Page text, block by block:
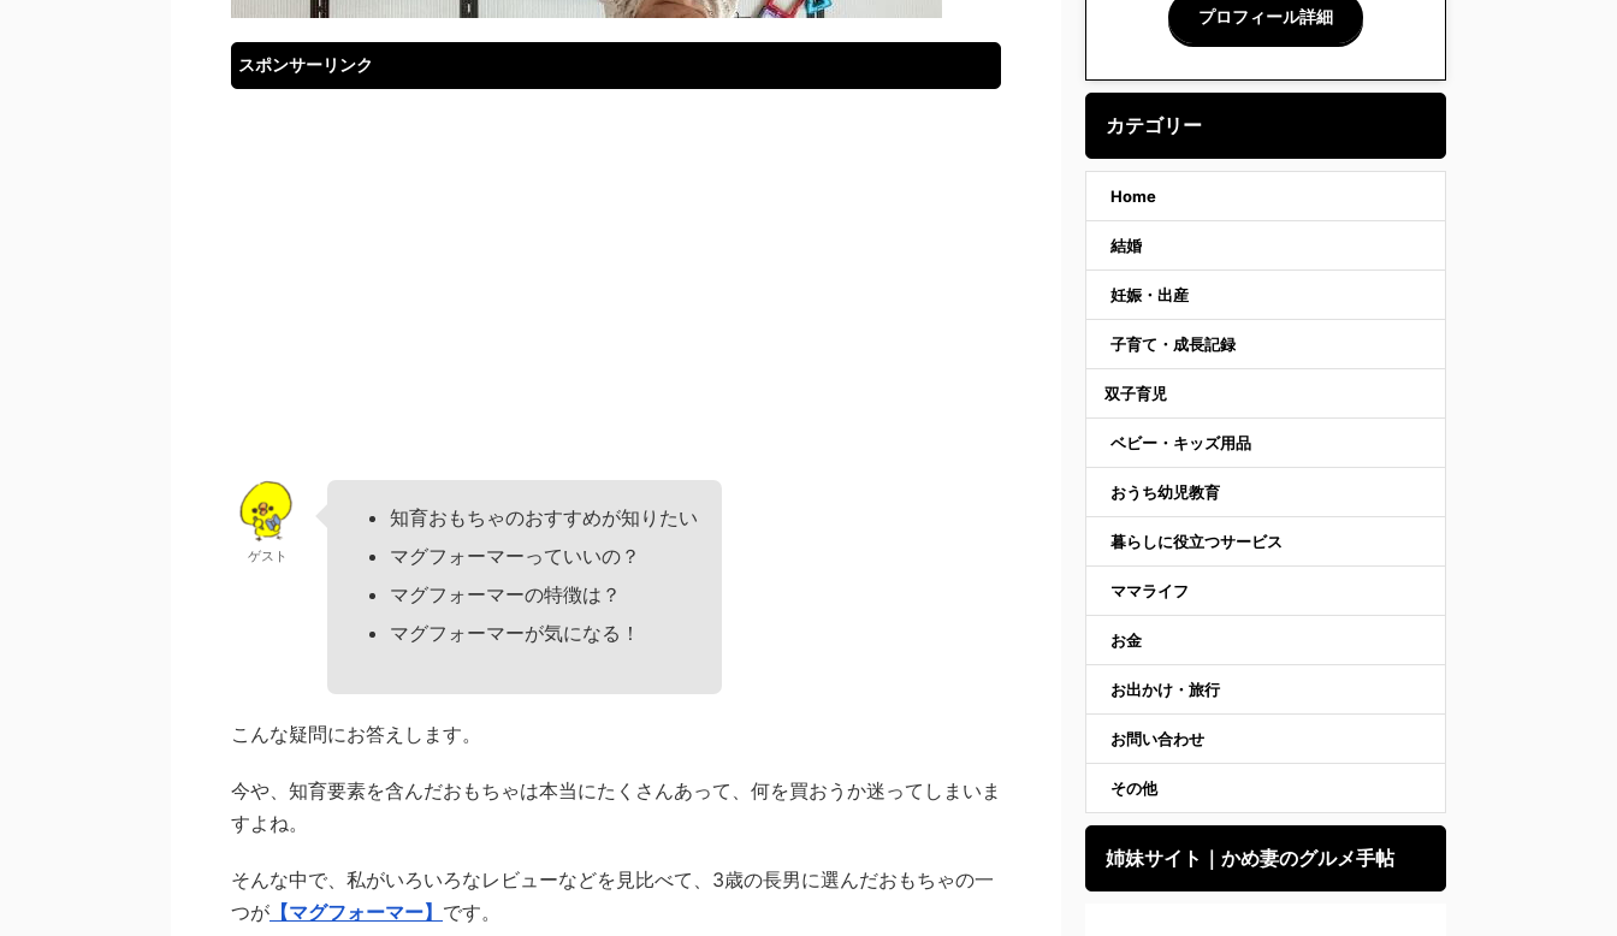
スポンサーリンク
ゲスト
知育おもちゃのおすすめが知りたい
マグフォーマーっていいの？
マグフォーマーの特徴は？
マグフォーマーが気になる！
こんな疑問にお答えします。
今や、知育要素を含んだおもちゃは本当にたくさんあって、何を買おうか迷ってしまいま
すよね。
そんな中で、私がいろいろなレビューなどを見比べて、3歳の長男に選んだおもちゃの一
つが 【マグフォーマー】 です。
プロフィール詳細
カテゴリー
Home
結婚
妊娠・出産
子育て・成長記録
双子育児
ベビー・キッズ用品
おうち幼児教育
暮らしに役立つサービス
ママライフ
お金
お出かけ・旅行
お問い合わせ
その他
姉妹サイト｜かめ妻のグルメ手帖